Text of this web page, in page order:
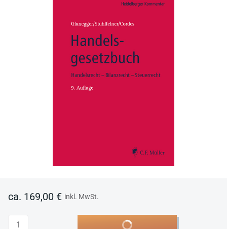
ca. 169,00 € inkl. MwSt.
Anzahl In den Warenkorb